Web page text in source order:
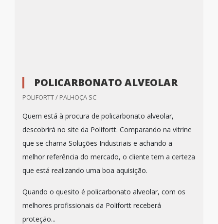
POLICARBONATO ALVEOLAR
POLIFORTT / PALHOÇA SC
Quem está à procura de policarbonato alveolar,
descobrirá no site da Polifortt. Comparando na vitrine
que se chama Soluções Industriais e achando a
melhor referência do mercado, o cliente tem a certeza
que está realizando uma boa aquisição.
Quando o quesito é policarbonato alveolar, com os
melhores profissionais da Polifortt receberá
proteção...